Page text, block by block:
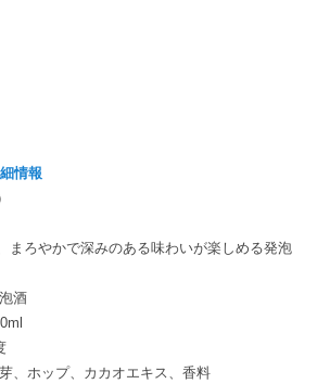
情報
まろやかで深みのある味わいが楽しめる発泡
酒
、ホップ、カカオエキス、香料